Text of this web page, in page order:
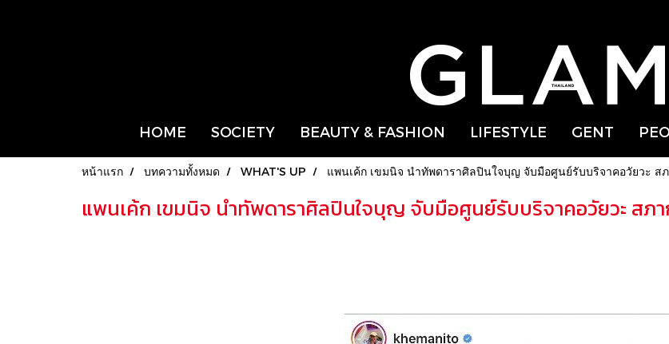
HOME SOCIETY BEAUTY & FASHION LIFESTYLE GENT
หน้าแรก บทความทั้งหมด WHAT'S UP แพนเค้ก เขมนิจ นำทัพดาราศิลปินใจบุญ จับมือศูนย์รับบริจาคอวัยวะ
แพนเค้ก เขมนิจ นำทัพดาราศิลปินใจบุญ จับมือศูนย์รับบริจาคอวัยวะ สภา